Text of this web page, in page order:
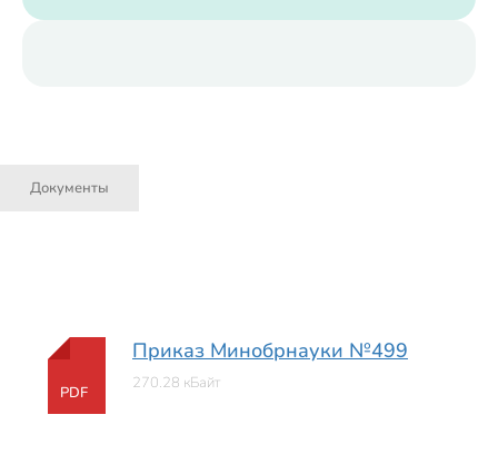
Документы
PDF
Приказ Минобрнауки №499
270.28 кБайт